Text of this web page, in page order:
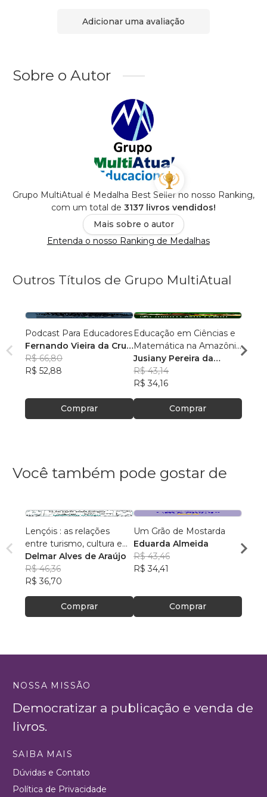
Adicionar uma avaliação
Sobre o Autor
Grupo MultiAtual é Medalha Best Seller no nosso Ranking,
com um total de 3137 livros vendidos!
Mais sobre o autor
Entenda o nosso Ranking de Medalhas
Outros Títulos de Grupo MultiAtual
Podcast Para Educadores
Fernando Vieira da Cruz
(Fernandinho Cruz)
R$ 66,80
R$ 52,88
Comprar
Educação em Ciências e
Matemática na Amazônia
Legal: Pesquisas e
Práticas Pedagógicas
Jusiany Pereira da
Cunha dos Santos
R$ 43,14
R$ 34,16
Comprar
Érica
Você também pode gostar de
Lençóis : as relações
entre turismo, cultura e
ambiente
Delmar Alves de Araújo
R$ 46,36
R$ 36,70
Comprar
Um Grão de Mostarda
Eduarda Almeida
R$ 43,46
R$ 34,41
Comprar
Aulas
NOSSA MISSÃO
Democratizar a publicação e venda de
livros.
SAIBA MAIS
Dúvidas e Contato
Política de Privacidade